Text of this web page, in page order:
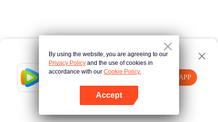
Tencent Video
เปิด APP
คลิกที่นี่ ลองใหม่อีกครั้ง
By using the website, you are agreeing to our
Privacy Policy and the use of cookies in
accordance with our Cookie Policy.
Accept